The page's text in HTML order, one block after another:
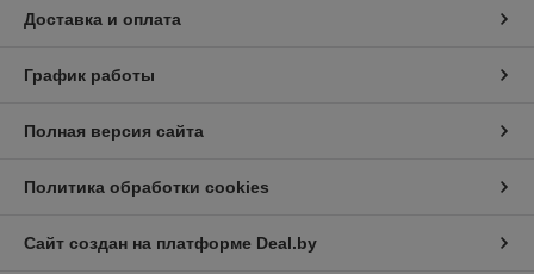
Доставка и оплата
График работы
Полная версия сайта
Политика обработки cookies
Сайт создан на платформе Deal.by